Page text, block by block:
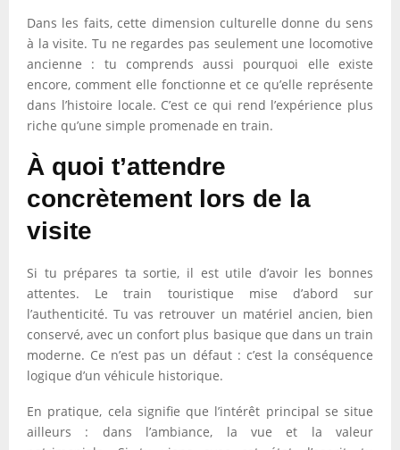
Dans les faits, cette dimension culturelle donne du sens
à la visite. Tu ne regardes pas seulement une locomotive
ancienne : tu comprends aussi pourquoi elle existe
encore, comment elle fonctionne et ce qu’elle représente
dans l’histoire locale. C’est ce qui rend l’expérience plus
riche qu’une simple promenade en train.
À quoi t’attendre
concrètement lors de la
visite
Si tu prépares ta sortie, il est utile d’avoir les bonnes
attentes. Le train touristique mise d’abord sur
l’authenticité. Tu vas retrouver un matériel ancien, bien
conservé, avec un confort plus basique que dans un train
moderne. Ce n’est pas un défaut : c’est la conséquence
logique d’un véhicule historique.
En pratique, cela signifie que l’intérêt principal se situe
ailleurs : dans l’ambiance, la vue et la valeur